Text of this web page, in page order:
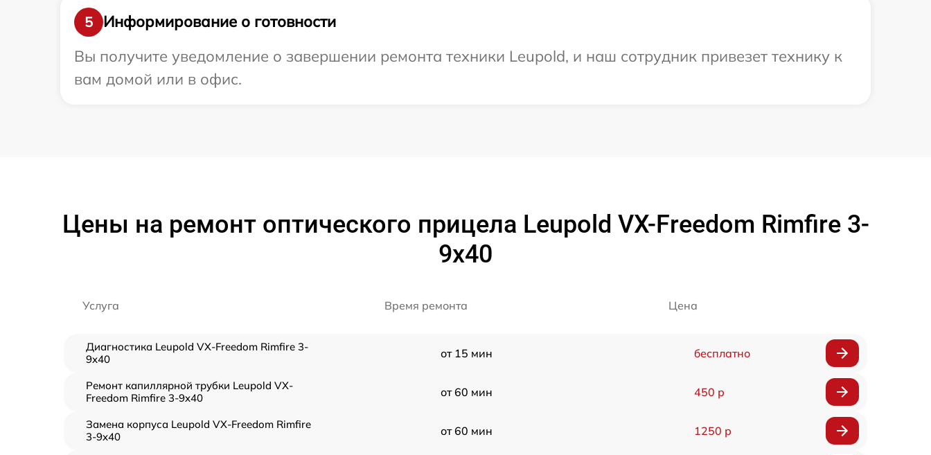
5
Информирование о готовности
Вы получите уведомление о завершении ремонта техники Leupold, и наш сотрудник привезет технику к
вам домой или в офис.
Цены на ремонт оптического прицела Leupold VX-Freedom Rimfire 3-
9x40
Услуга Время ремонта Цена
Диагностика Leupold VX-Freedom Rimfire 3-
9x40
от 15 мин бесплатно
Ремонт капиллярной трубки Leupold VX-
Freedom Rimfire 3-9x40
от 60 мин 450 р
Замена корпуса Leupold VX-Freedom Rimfire
3-9x40
от 60 мин 1250 р